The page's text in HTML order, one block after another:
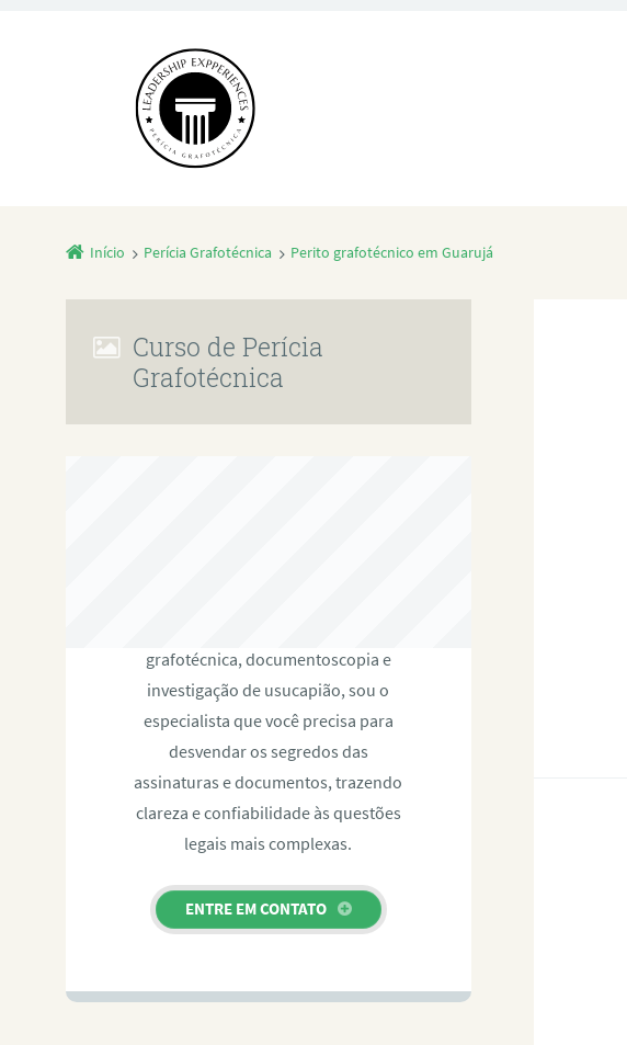
Início Perícia Grafotécnica Perito grafotécnico em Guarujá
Curso de Perícia
Grafotécnica
grafotécnica, documentoscopia e
investigação de usucapião, sou o
especialista que você precisa para
desvendar os segredos das
assinaturas e documentos, trazendo
clareza e confiabilidade às questões
legais mais complexas.
ENTRE EM CONTATO